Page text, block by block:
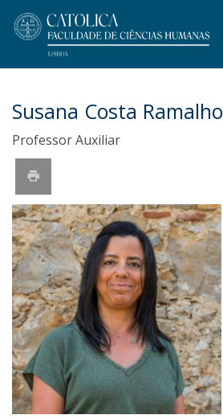
Susana Costa Ramalho
Professor Auxiliar